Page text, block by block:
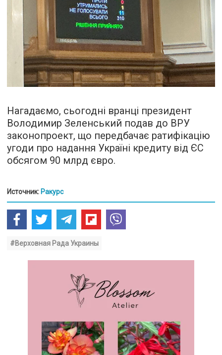
Нагадаємо, сьогодні вранці президент
Володимир Зеленський подав до ВРУ
законопроект, що передбачає ратифікацію
угоди про надання Україні кредиту від ЄС
обсягом 90 млрд євро.
Источник: Ракурс
#Верховная Рада Украины